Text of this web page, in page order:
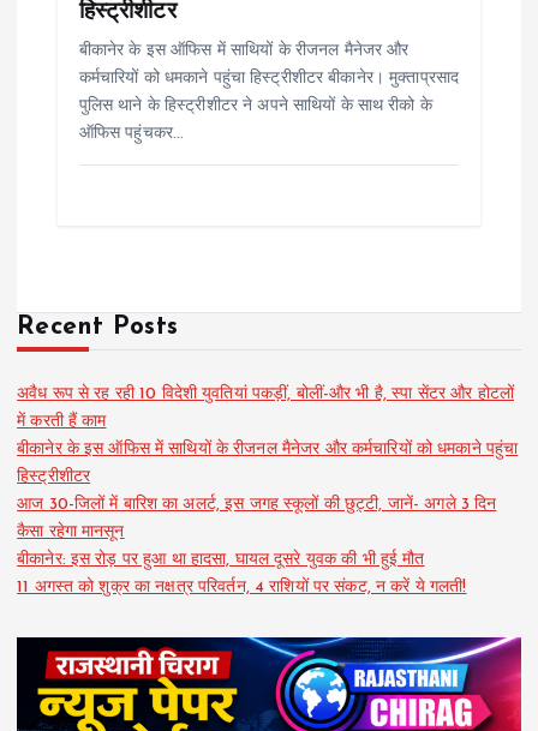
हिस्ट्रीशीटर
बीकानेर के इस ऑफिस में साथियों के रीजनल मैनेजर और
कर्मचारियों को धमकाने पहुंचा हिस्ट्रीशीटर बीकानेर। मुक्ताप्रसाद
पुलिस थाने के हिस्ट्रीशीटर ने अपने साथियों के साथ रीको के
ऑफिस पहुंचकर…
Recent Posts
अवैध रूप से रह रही 10 विदेशी युवतियां पकड़ीं, बोलीं-और भी है, स्पा सेंटर और होटलों
में करती हैं काम
बीकानेर के इस ऑफिस में साथियों के रीजनल मैनेजर और कर्मचारियों को धमकाने पहुंचा
हिस्ट्रीशीटर
आज 30-जिलों में बारिश का अलर्ट, इस जगह स्कूलों की छुट्टी, जानें- अगले 3 दिन
कैसा रहेगा मानसून
बीकानेर: इस रोड़ पर हुआ था हादसा, घायल दूसरे युवक की भी हुई मौत
11 अगस्त को शुक्र का नक्षत्र परिवर्तन, 4 राशियों पर संकट, न करें ये गलती!